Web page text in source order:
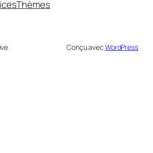
Thèmes
Conçu avec WordPress